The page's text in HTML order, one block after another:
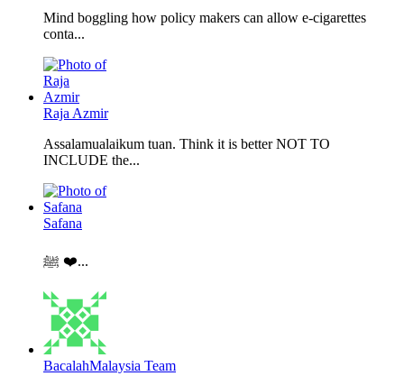
Mind boggling how policy makers can allow e-cigarettes
conta...
Raja Azmir
Assalamualaikum tuan. Think it is better NOT TO
INCLUDE the...
Safana
ﷺ ❤️...
BacalahMalaysia Team